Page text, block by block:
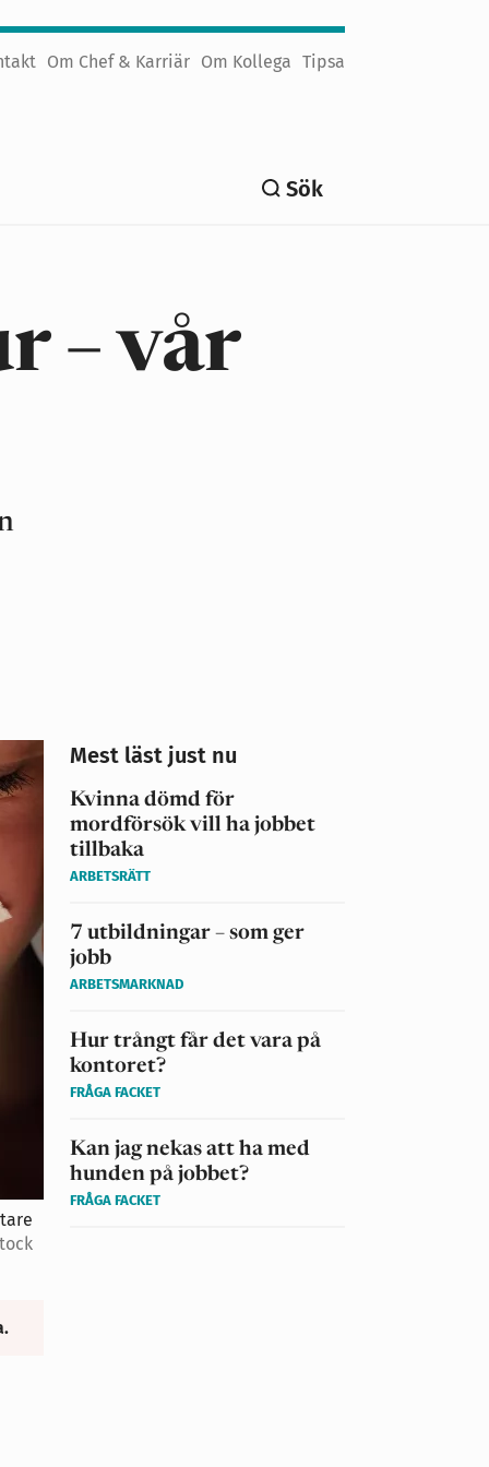
Om Chef & Karriär Om Kollega Tipsa
Sök
– vår
Mest läst just nu
Kvinna dömd för
mordförsök vill ha jobbet
tillbaka
ARBETSRÄTT
7 utbildningar – som ger
jobb
ARBETSMARKNAD
Hur trångt får det vara på
kontoret?
FRÅGA FACKET
Kan jag nekas att ha med
hunden på jobbet?
FRÅGA FACKET